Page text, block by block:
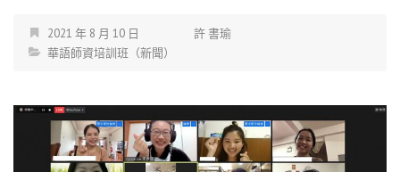
2021 年 8 月 10 日
許 書瑜
華語師資培訓班（新聞）